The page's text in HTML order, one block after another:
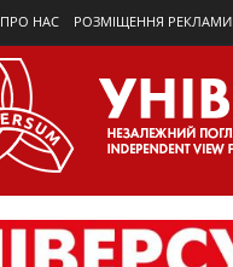
ПРО НАС РОЗМІЩЕННЯ РЕКЛАМИ